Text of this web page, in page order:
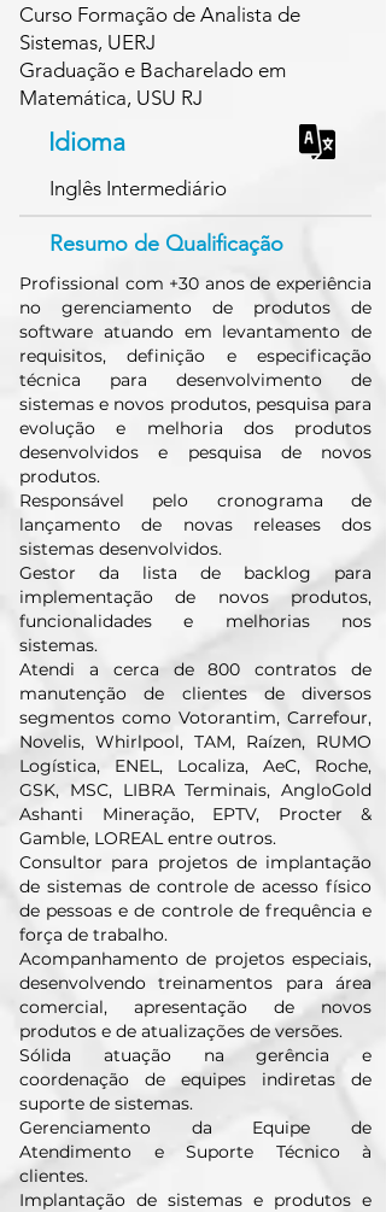
Curso Formação de Analista de
Sistemas, UERJ
Graduação e Bacharelado em
Matemática, USU RJ
Idioma
Inglês Intermediário
Resumo de Qualificação
Profissional com +30 anos de experiência
no gerenciamento de produtos de
software atuando em levantamento de
requisitos, definição e especificação
técnica para desenvolvimento de
sistemas e novos produtos, pesquisa para
evolução e melhoria dos produtos
desenvolvidos e pesquisa de novos
produtos.
Responsável pelo cronograma de
lançamento de novas releases dos
sistemas desenvolvidos.
Gestor da lista de backlog para
implementação de novos produtos,
funcionalidades e melhorias nos
sistemas.
Atendi a cerca de 800 contratos de
manutenção de clientes de diversos
segmentos como Votorantim, Carrefour,
Novelis, Whirlpool, TAM, Raízen, RUMO
Logística, ENEL, Localiza, AeC, Roche,
GSK, MSC, LIBRA Terminais, AngloGold
Ashanti Mineração, EPTV, Procter &
Gamble, LOREAL entre outros.
Consultor para projetos de implantação
de sistemas de controle de acesso físico
de pessoas e de controle de frequência e
força de trabalho.
Acompanhamento de projetos especiais,
desenvolvendo treinamentos para área
comercial, apresentação de novos
produtos e de atualizações de versões.
Sólida atuação na gerência e
coordenação de equipes indiretas de
suporte de sistemas.
Gerenciamento da Equipe de
Atendimento e Suporte Técnico à
clientes.
Implantação de sistemas e produtos e